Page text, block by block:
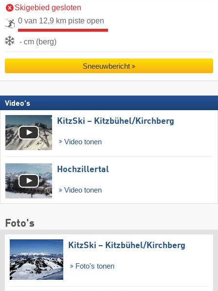
Skigebied gesloten
0 van 12,9 km piste open
- cm (berg)
Sneeuwbericht
Video's
KitzSki – Kitzbühel/​Kirchberg
Video tonen
Hochzillertal
Video tonen
Foto's
KitzSki – Kitzbühel/​Kirchberg
Foto's tonen